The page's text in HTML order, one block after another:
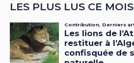
LES PLUS LUS CE MOIS